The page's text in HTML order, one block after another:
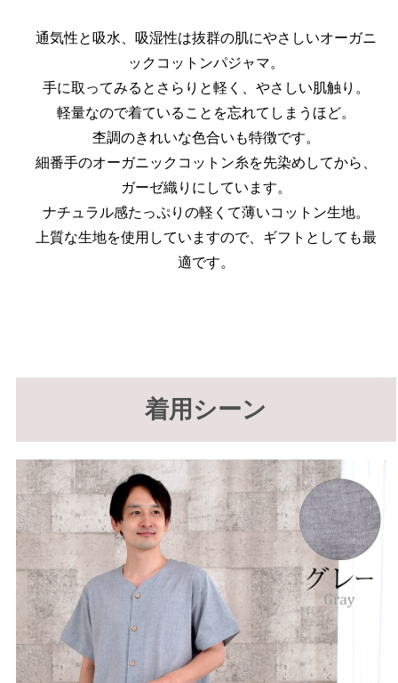
通気性と吸水、吸湿性は抜群の肌にやさしいオーガニ
ックコットンパジャマ。
手に取ってみるとさらりと軽く、やさしい肌触り。
軽量なので着ていることを忘れてしまうほど。
杢調のきれいな色合いも特徴です。
細番手のオーガニックコットン糸を先染めしてから、
ガーゼ織りにしています。
ナチュラル感たっぷりの軽くて薄いコットン生地。
上質な生地を使用していますので、ギフトとしても最
適です。
着用シーン